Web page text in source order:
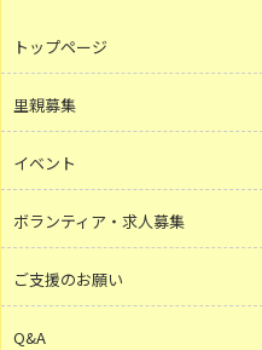
トップページ
里親募集
イベント
ボランティア・求人募集
ご支援のお願い
Q&A